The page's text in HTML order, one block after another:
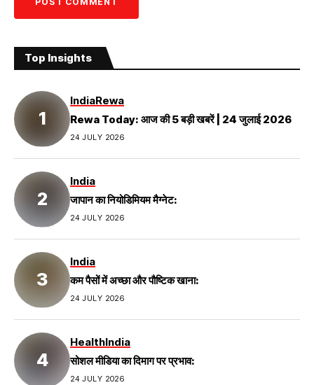
Top Insights
IndiaRewa
Rewa Today: आज की 5 बड़ी खबरें | 24 जुलाई 2026
24 JULY 2026
India
जापान का नियोडिमियम मैग्नेट:
24 JULY 2026
India
कम पैसों में अच्छा और पौष्टिक खाना:
24 JULY 2026
HealthIndia
सोशल मीडिया का दिमाग पर प्रभाव:
24 JULY 2026